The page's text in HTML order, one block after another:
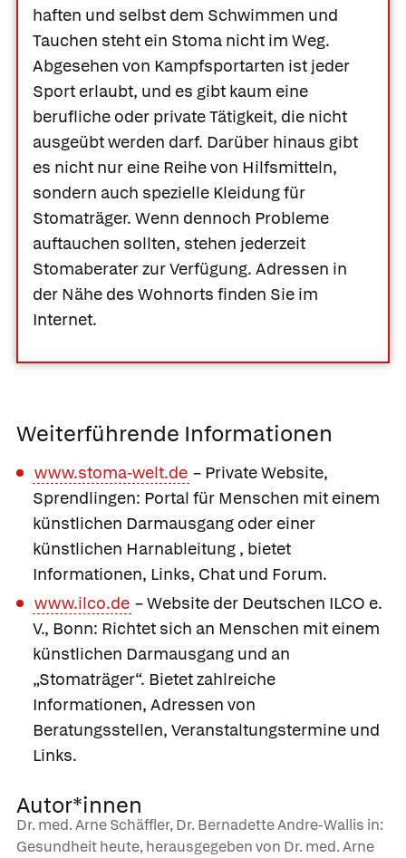
haften und selbst dem Schwimmen und
Tauchen steht ein Stoma nicht im Weg.
Abgesehen von Kampfsportarten ist jeder
Sport erlaubt, und es gibt kaum eine
berufliche oder private Tätigkeit, die nicht
ausgeübt werden darf. Darüber hinaus gibt
es nicht nur eine Reihe von Hilfsmitteln,
sondern auch spezielle Kleidung für
Stomaträger. Wenn dennoch Probleme
auftauchen sollten, stehen jederzeit
Stomaberater zur Verfügung. Adressen in
der Nähe des Wohnorts finden Sie im
Internet.
Weiterführende Informationen
www.stoma-welt.de – Private Website,
Sprendlingen: Portal für Menschen mit einem
künstlichen Darmausgang oder einer
künstlichen Harnableitung , bietet
Informationen, Links, Chat und Forum.
www.ilco.de – Website der Deutschen ILCO e.
V., Bonn: Richtet sich an Menschen mit einem
künstlichen Darmausgang und an
„Stomaträger“. Bietet zahlreiche
Informationen, Adressen von
Beratungsstellen, Veranstaltungstermine und
Links.
Autor*innen
Dr. med. Arne Schäffler, Dr. Bernadette Andre-Wallis in:
Gesundheit heute, herausgegeben von Dr. med. Arne